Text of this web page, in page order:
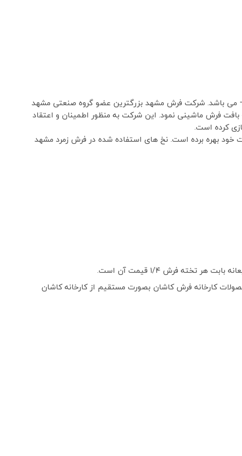
باشد. شرکت فرش مشهد بزرگترین عضو گروه صنعتی مشهد
در سال ۱۳۵۶ تاسیس و شروع به فعالیت در زمینه بافت فرش ماشینی نمود. این شرکت به منظور اطمینان و اعتقاد
خود بهره برده است. نخ های استفاده شده در فرش زمرد مشهد
فرش ۱/۴ قیمت آن است.
کارخانه فرش کاشان بصورت مستقیم از کارخانه کاشان